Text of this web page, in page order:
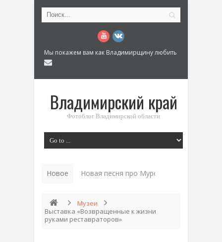
Мы покажем вам как Владимирщину любить
Владимирский край
Фотоблог Владимирской области
Новое История «Дома Куренкова» в Коврове
Музеи
Выставка «Возвращенные к жизни
руками реставраторов»